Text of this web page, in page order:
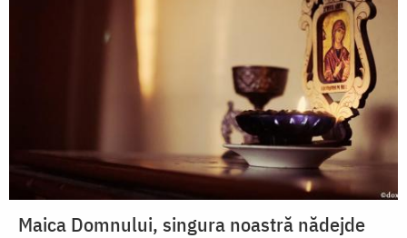
Maica Domnului, singura noastră nădejde